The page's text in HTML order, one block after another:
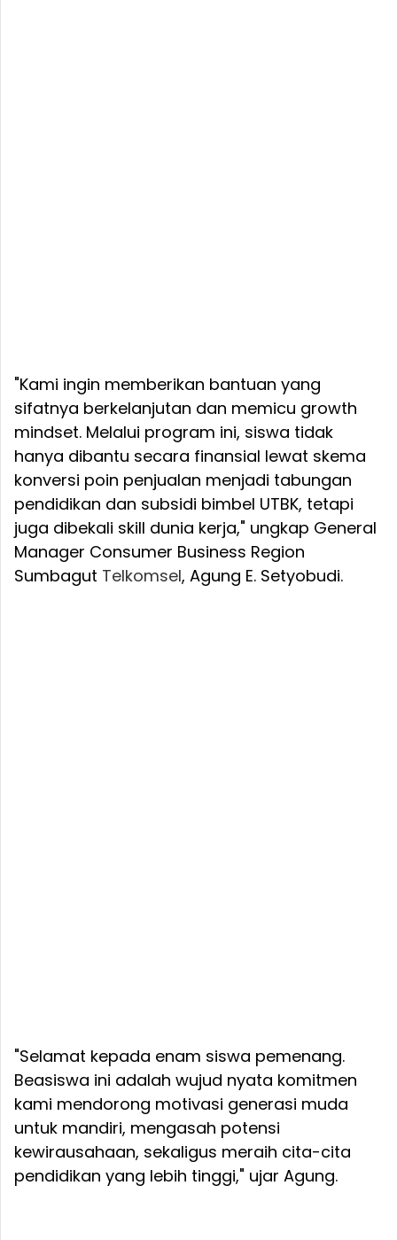
"Kami ingin memberikan bantuan yang
sifatnya berkelanjutan dan memicu growth
mindset. Melalui program ini, siswa tidak
hanya dibantu secara finansial lewat skema
konversi poin penjualan menjadi tabungan
pendidikan dan subsidi bimbel UTBK, tetapi
juga dibekali skill dunia kerja," ungkap General
Manager Consumer Business Region
Sumbagut Telkomsel, Agung E. Setyobudi.
"Selamat kepada enam siswa pemenang.
Beasiswa ini adalah wujud nyata komitmen
kami mendorong motivasi generasi muda
untuk mandiri, mengasah potensi
kewirausahaan, sekaligus meraih cita-cita
pendidikan yang lebih tinggi," ujar Agung.